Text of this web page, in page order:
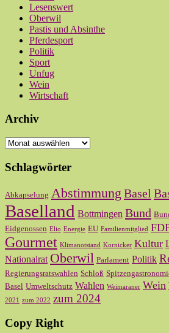
Lesenswert
Oberwil
Pastis und Absinthe
Pferdesport
Politik
Sport
Unfug
Wein
Wirtschaft
Archiv
Archiv
Schlagwörter
Abkapselung Abstimmung Basel
Baselland Bottmingen Bund
Eidgenossen Elio Energie EU Familienmitglied
Gourmet Klimanotstand Kornicker Kultur
Nationalrat Oberwil Parlament Politik
Regierungsratswahlen Schloß
Basel Umweltschutz Wahlen Weimaraner Wein
2021
zum 2022 zum 2024
Copy Right